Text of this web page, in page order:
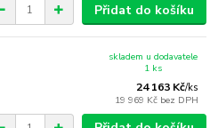
Přidat do košíku
24 163 Kč/ks
19 969 Kč bez DPH
skladem u dodavatele
1 ks